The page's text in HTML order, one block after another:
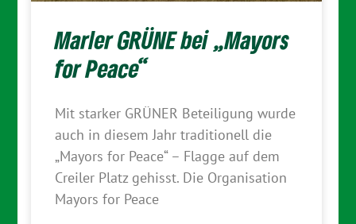
Marler GRÜNE bei „Mayors
for Peace“
Mit starker GRÜNER Beteiligung wurde
auch in diesem Jahr traditionell die
„Mayors for Peace“ – Flagge auf dem
Creiler Platz gehisst. Die Organisation
Mayors for Peace